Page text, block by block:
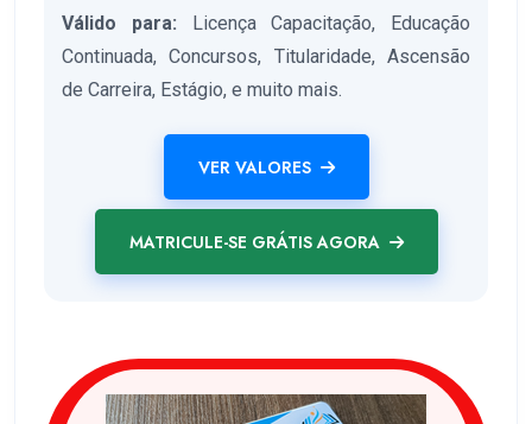
Válido para: Licença Capacitação, Educação
Continuada, Concursos, Titularidade, Ascensão
de Carreira, Estágio, e muito mais.
VER VALORES
MATRICULE-SE GRÁTIS AGORA